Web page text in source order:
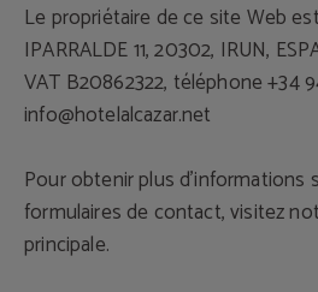
Le propriétaire de ce site Web
IPARRALDE 11, 20302, IRUN,
VAT B20862322, téléphone +34
info@hotelalcazar.net
Pour obtenir plus d'informations
formulaires de contact, visitez
principale.